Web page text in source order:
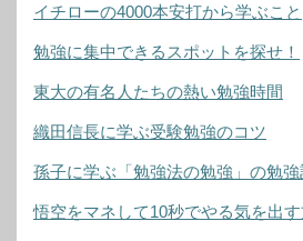
イチローの4000本安打から学ぶこと
勉強に集中できるスポットを探せ！
東大の有名人たちの熱い勉強時間
織田信長に学ぶ受験勉強のコツ
孫子に学ぶ「勉強法の勉強」の勉
悟空をマネして10秒でやる気を出